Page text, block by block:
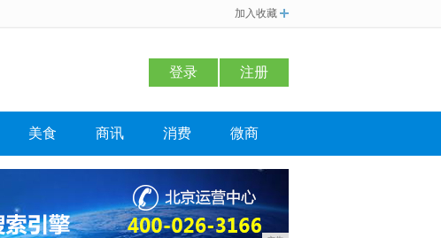
加入收藏
登录 注册
美食 商讯 消费 微商